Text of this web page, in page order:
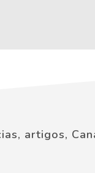
artigos,